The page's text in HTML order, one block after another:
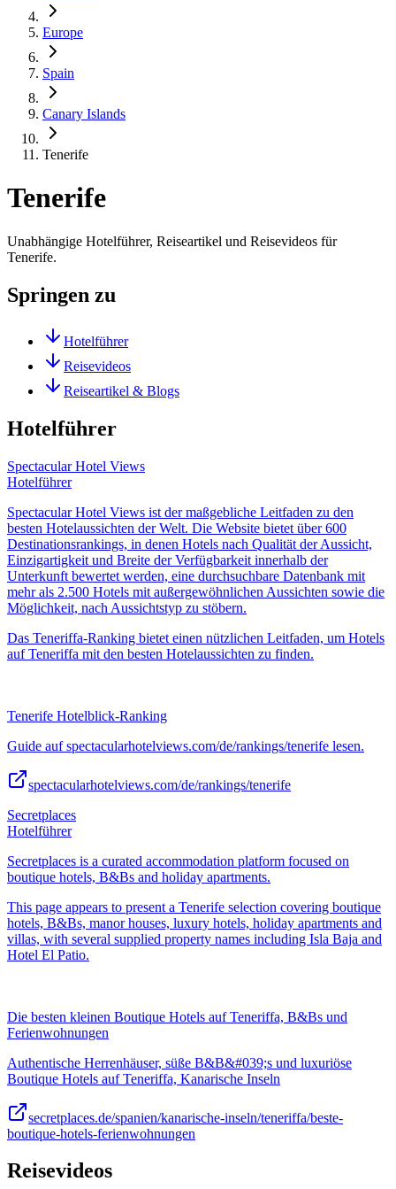
Europe
Spain
Canary Islands
Tenerife
Tenerife
Unabhängige Hotelführer, Reiseartikel und Reisevideos für
Tenerife.
Springen zu
Hotelführer
Reisevideos
Reiseartikel & Blogs
Hotelführer
Spectacular Hotel Views
Hotelführer
Spectacular Hotel Views ist der maßgebliche Leitfaden zu den
besten Hotelaussichten der Welt. Die Website bietet über 600
Destinationsrankings, in denen Hotels nach Qualität der Aussicht,
Einzigartigkeit und Breite der Verfügbarkeit innerhalb der
Unterkunft bewertet werden, eine durchsuchbare Datenbank mit
mehr als 2.500 Hotels mit außergewöhnlichen Aussichten sowie die
Möglichkeit, nach Aussichtstyp zu stöbern.
Das Teneriffa-Ranking bietet einen nützlichen Leitfaden, um Hotels
auf Teneriffa mit den besten Hotelaussichten zu finden.
Tenerife Hotelblick-Ranking
Guide auf spectacularhotelviews.com/de/rankings/tenerife lesen.
spectacularhotelviews.com/de/rankings/tenerife
Secretplaces
Hotelführer
Secretplaces is a curated accommodation platform focused on
boutique hotels, B&Bs and holiday apartments.
This page appears to present a Tenerife selection covering boutique
hotels, B&Bs, manor houses, luxury hotels, holiday apartments and
villas, with several supplied property names including Isla Baja and
Hotel El Patio.
Die besten kleinen Boutique Hotels auf Teneriffa, B&Bs und
Ferienwohnungen
Authentische Herrenhäuser, süße B&B&#039;s und luxuriöse
Boutique Hotels auf Teneriffa, Kanarische Inseln
secretplaces.de/spanien/kanarische-inseln/teneriffa/beste-
boutique-hotels-ferienwohnungen
Reisevideos